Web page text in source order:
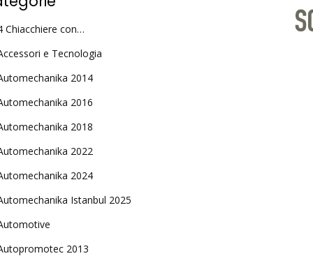
Chiacchiere con…
e Tecnologia
2014
2016
2018
2022
2024
Istanbul 2025
2013